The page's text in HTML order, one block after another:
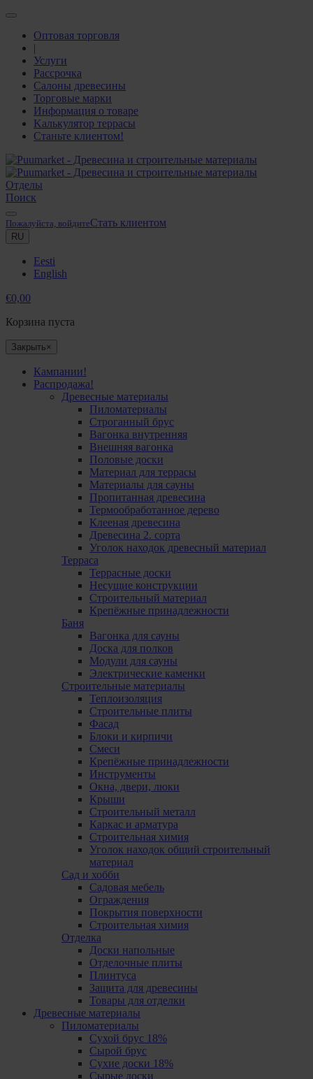
Оптовая торговля
|
Услуги
Рассрочка
Салоны древесины
Торговые марки
Информация о товаре
Kалькулятор террасы
Станьте клиентом!
Oтделы
Поиск
Пожалуйста, войдитеСтать клиентом
RU
Eesti
English
€0,00
Корзина пуста
Закрыть×
Кампании!
Распродажа!
Древесные материалы
Пиломатериалы
Cтроганный брус
Вагонка внутренняя
Внешняя вагонка
Половые доски
Материал для террасы
Mатериалы для сауны
Пропитанная древесина
Термообработанное дерево
Клееная древесина
Древесина 2. сорта
Уголок находок древесный материал
Терраса
Террасные доски
Несущие конструкции
Строительный материал
Крепёжные принадлежности
Баня
Вагонка для сауны
Доска для полков
Модули для сауны
Электрические каменки
Строительные материалы
Теплоизоляция
Строительные плиты
Фасад
Блоки и кирпичи
Смеси
Крепёжные принадлежности
Инструменты
Окна, двери, люки
Крыши
Строительный металл
Каркас и арматура
Строительная химия
Уголок находок общий строительный
материал
Сад и хобби
Садовая мебель
Ограждения
Покрытия поверхности
Строительная химия
Отделка
Доски напольные
Отделочные плиты
Плинтуса
Защита для древесины
Товары для отделки
Древесные материалы
Пиломатериалы
Сухой брус 18%
Сырой брус
Сухие доски 18%
Сырые доски